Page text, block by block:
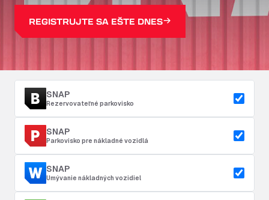
REGISTRUJTE SA EŠTE DNES
SNAP
Rezervovateľné parkovisko
SNAP
Parkovisko pre nákladné vozidlá
SNAP
Umývanie nákladných vozidiel